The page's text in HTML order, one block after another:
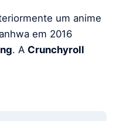
um anime
em 2016
. A Crunchyroll